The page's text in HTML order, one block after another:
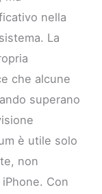
nella
La
che alcune
superano
è utile solo
non
Con